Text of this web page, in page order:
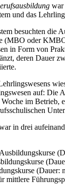
war
und das
besuchten die
(MBO oder
in Form von
deren Dauer
auf: Die
im Betrieb,
in drei
(Dauer:
mittlere